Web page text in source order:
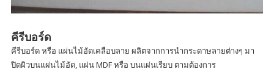
คีรีบอร์ด
คีรีบอร์ด หรือ แผ่นไม้อัดเคลือบลาย ผลิตจากการนำกระดาษลายต่างๆ มา
ปิดผิวบนแผ่นไม้อัด, แผ่น MDF หรือ บนแผ่นเรียบ ตามต้องการ